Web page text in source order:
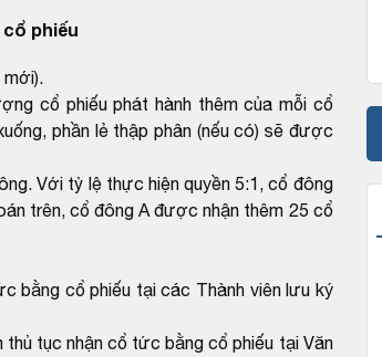
phiếu
cổ phiếu phát hành thêm của mỗi cổ
phần lẻ thập phân (nếu có) sẽ được
Với tỷ lệ thực hiện quyền 5:1, cổ đông
trên, cổ đông A được nhận thêm 25 cổ
bằng cổ phiếu tại các Thành viên lưu ký
tục nhận cổ tức bằng cổ phiếu tại Văn